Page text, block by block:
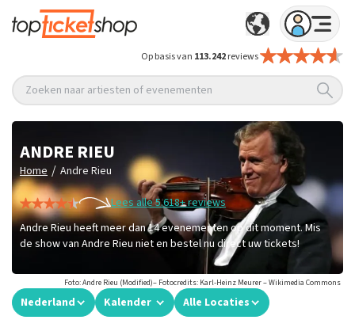
Op basis van 113.242reviews
Zoeken naar artiesten of evenementen
ANDRE RIEU
Home / Andre Rieu
Lees alle 5.618+ reviews
Andre Rieu heeft meer dan 14 evenementen op dit moment. Mis
de show van Andre Rieu niet en bestel nu direct uw tickets!
Foto: Andre Rieu (Modified)– Fotocredits: Karl-Heinz Meurer – Wikimedia Commons
Nederland Kalender Alle Locaties